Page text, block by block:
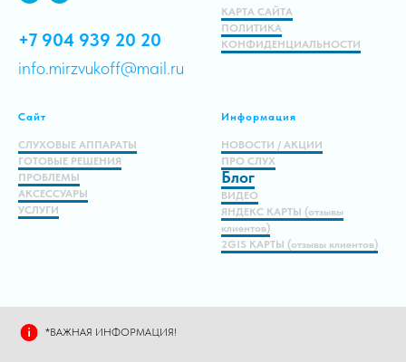
+7 904 939 20 20
info.mirzvukoff@mail.ru
КАРТА САЙТА
ПОЛИТИКА
КОНФИДЕНЦИАЛЬНОСТИ
Сайт
СЛУХОВЫЕ АППАРАТЫ
ГОТОВЫЕ РЕШЕНИЯ
ПРОБЛЕМЫ
АКСЕССУАРЫ
УСЛУГИ
Информация
НОВОСТИ / АКЦИИ
ПРО СЛУХ
Блог
ВИДЕО
ЯНДЕКС КАРТЫ (отзывы
клиентов)
2GIS КАРТЫ (отзывы клиентов)
*ВАЖНАЯ ИНФОРМАЦИЯ!